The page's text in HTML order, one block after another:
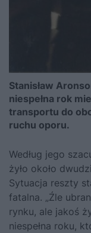
Stanisław
niespełna rok
transportu do
ruchu oporu.
Według jego
żyło około
Sytuacja reszty
fatalna. „Źle
rynku, ale jakoś
niespełna roku,